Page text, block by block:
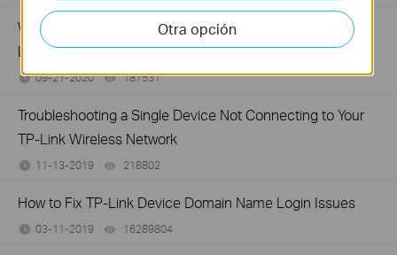
Why do I need to give Local Network permission to TP-
Link apps in iOS devices?
09-21-2020 187531views
Troubleshooting a Single Device Not Connecting to Your
TP-Link Wireless Network
11-13-2019 218802
How to Fix TP-Link Device Domain Name Login Issues
03-11-2019 16289804
Otra opción